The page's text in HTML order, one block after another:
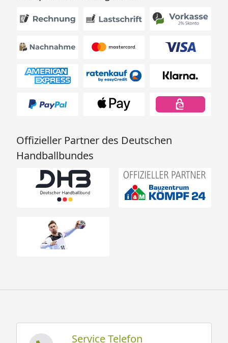
Offizieller Partner des Deutschen
Handballbundes
Service Telefon